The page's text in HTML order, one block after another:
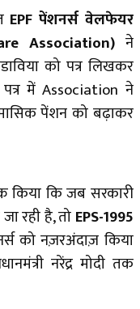
EPF पेंशनर्स वेलफेयर
Association) ने
को पत्र लिखकर
में Association ने
पेंशन को बढ़ाकर
किया कि जब सरकारी
रही है, तोEPS-1995
को नज़रअंदाज़ किया
नरेंद्र मोदी तक